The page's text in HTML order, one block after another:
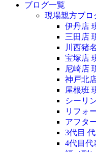
ブログ一覧
現場親方ブロ
伊丹店
三田店
川西猪
宝塚店
尼崎店
神戸北
屋根班
シーリ
リフォ
アフタ
3代目
4代目代